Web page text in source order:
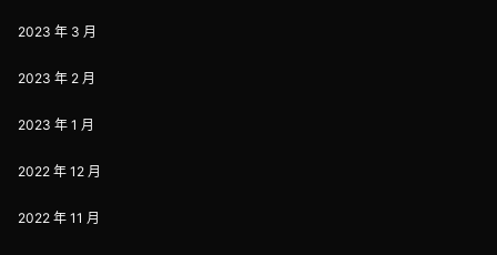
2023 年 3 月
2023 年 2 月
2023 年 1 月
2022 年 12 月
2022 年 11 月